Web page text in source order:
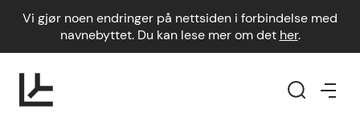
Vi gjør noen endringer på nettsiden i forbindelse med
navnebyttet. Du kan lese mer om det her.